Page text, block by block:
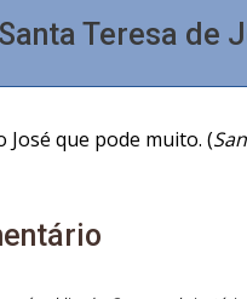
Teresa de
José que pode muito. (